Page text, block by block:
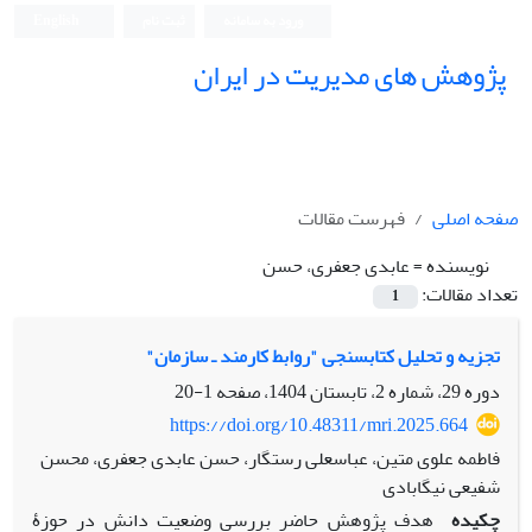
پژوهش های مدیریت در ایران
صفحه اصلی
فهرست مقالات
نویسنده =عابدی جعفری، حسن
تعداد مقالات:
1
تجزیه و تحلیل کتاب‎سنجی "روابط کارمند ـ سازمان"
دوره 29، شماره 2، تابستان 1404، صفحه
1-20
https://doi.org/10.48311/mri.2025.664
فاطمه علوی متین، عباسعلی رستگار، حسن عابدی جعفری، محسن
شفیعی نیگابادی
چکیده هدف پژوهش حاضر بررسی وضعیت دانش در حوزۀ